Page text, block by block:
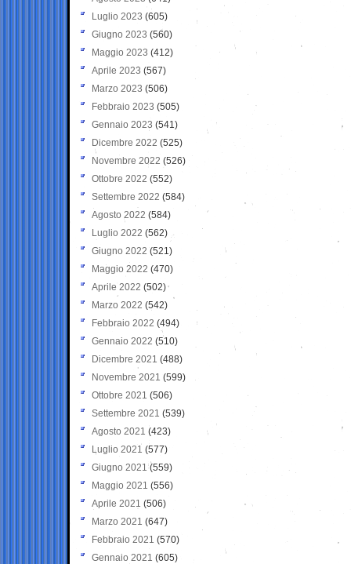
Luglio 2023 (605)
Giugno 2023 (560)
Maggio 2023 (412)
Aprile 2023 (567)
Marzo 2023 (506)
Febbraio 2023 (505)
Gennaio 2023 (541)
Dicembre 2022 (525)
Novembre 2022 (526)
Ottobre 2022 (552)
Settembre 2022 (584)
Agosto 2022 (584)
Luglio 2022 (562)
Giugno 2022 (521)
Maggio 2022 (470)
Aprile 2022 (502)
Marzo 2022 (542)
Febbraio 2022 (494)
Gennaio 2022 (510)
Dicembre 2021 (488)
Novembre 2021 (599)
Ottobre 2021 (506)
Settembre 2021 (539)
Agosto 2021 (423)
Luglio 2021 (577)
Giugno 2021(559)
Maggio 2021 (556)
Aprile 2021 (506)
Marzo 2021 (647)
Febbraio 2021 (570)
Gennaio 2021 (605)